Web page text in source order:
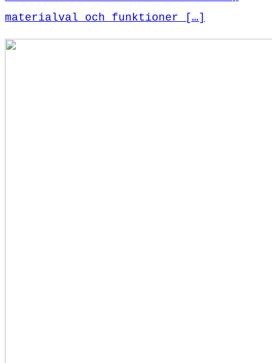
materialval och funktioner […]